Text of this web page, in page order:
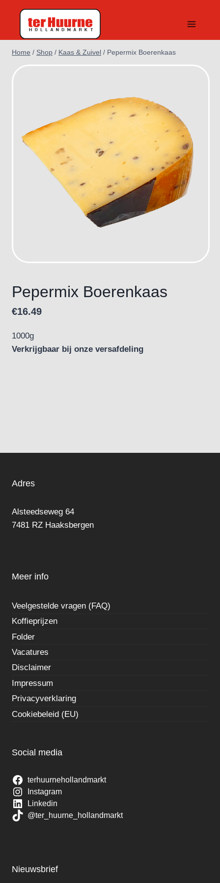
inhoud
Home / Shop / Kaas & Zuivel / Pepermix Boerenkaas
Pepermix Boerenkaas
€16.49
1000g
Verkrijgbaar bij onze versafdeling
Adres
Alsteedseweg 64
7481 RZ Haaksbergen
Meer info
Veelgestelde vragen (FAQ)
Koffieprijzen
Folder
Vacatures
Disclaimer
Impressum
Privacyverklaring
Cookiebeleid (EU)
Social media
terhuurnehollandmarkt
Instagram
Linkedin
@ter_huurne_hollandmarkt
Nieuwsbrief